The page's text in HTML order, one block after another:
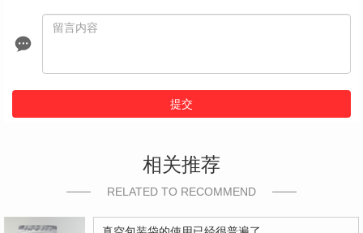
提交
相关推荐
RELATED TO RECOMMEND